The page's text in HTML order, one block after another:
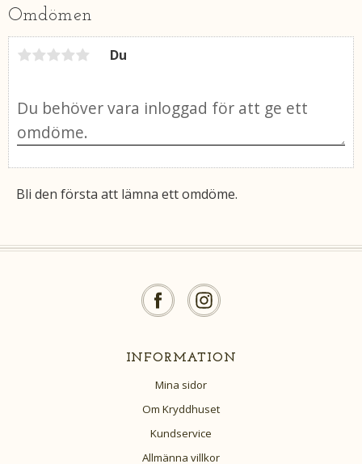
k
Omdömen
Du
Bli den första att lämna ett omdöme.
INFORMATION
Mina sidor
Om Kryddhuset
Kundservice
Allmänna villkor